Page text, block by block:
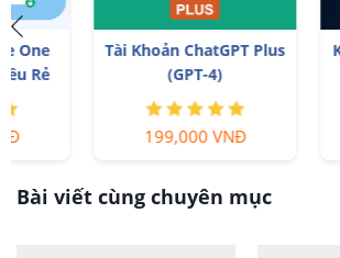
Tài Khoản ChatGPT Plus
199,000 VNĐ
Key
Bài viết cùng chuyên mục